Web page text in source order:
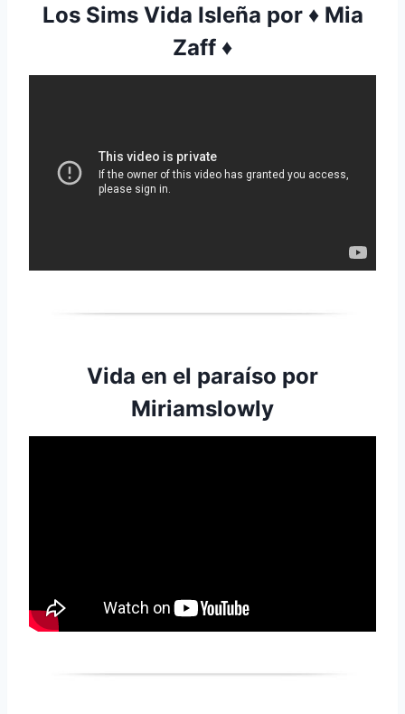
Los Sims Vida Isleña por ♦ Mia
Zaff ♦
Vida en el paraíso por
Miriamslowly